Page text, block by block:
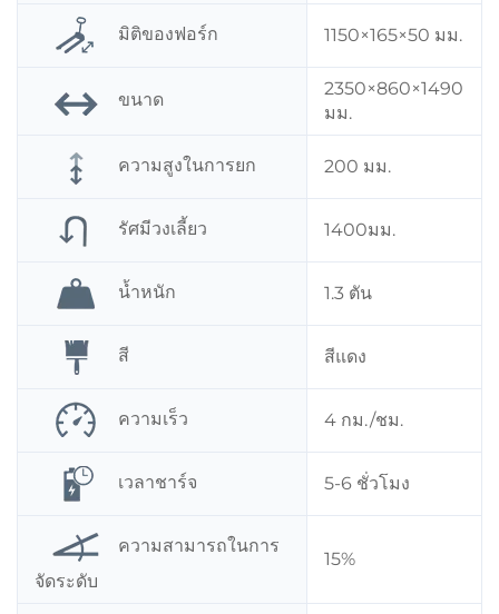
มิติของฟอร์ก 1150×165×50 มม.
ขนาด
2350×860×1490
มม.
ความสูงในการยก 200 มม.
รัศมีวงเลี้ยว 1400มม.
น้ำหนัก 1.3 ตัน
สี สีแดง
ความเร็ว 4 กม./ชม.
เวลาชาร์จ 5-6 ชั่วโมง
ความสามารถในการ
จัดระดับ
15%